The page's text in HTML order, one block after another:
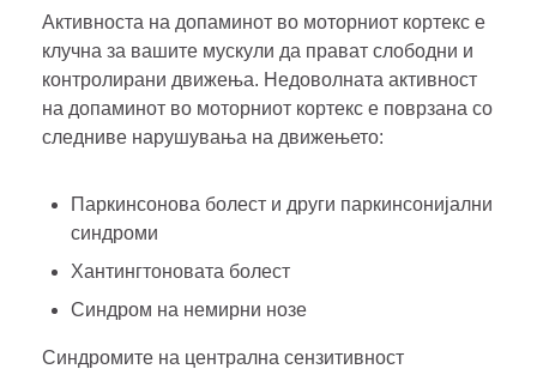
Активноста на допаминот во моторниот кортекс е
клучна за вашите мускули да прават слободни и
контролирани движења. Недоволната активност
на допаминот во моторниот кортекс е поврзана со
следниве нарушувања на движењето:
Паркинсонова болест и други паркинсонијални
синдроми
Хантингтоновата болест
Синдром на немирни нозе
Синдромите на централна сензитивност